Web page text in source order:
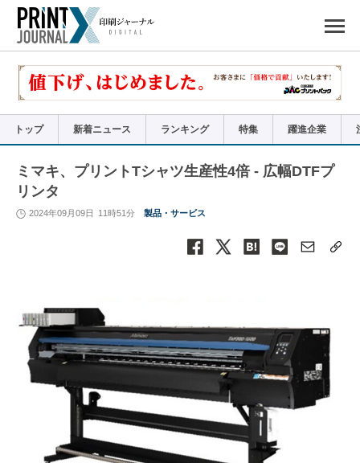
で
リ
トップ 新着ニュース ランキング 特集 躍進企業
ミマキ、プリントTシャツ生産性4倍 - 広幅DTFプ
リンタ
2024年09月09日 11時51分 製品・サービス